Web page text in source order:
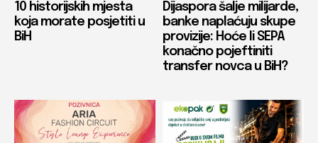
10 historijskih mjesta
koja morate posjetiti u
BiH
Dijaspora šalje milijarde,
banke naplaćuju skupe
provizije: Hoće li SEPA
konačno pojeftiniti
transfer novca u BiH?